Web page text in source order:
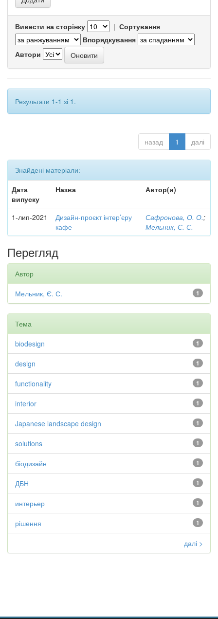
Вивести на сторінку | Сортування
Впорядкування
Автори
Результати 1-1 зі 1.
назад 1 далі
Знайдені матеріали:
Дата
випуску
Назва Автор(и)
1-лип-2021
Дизайн-проєкт інтер’єру
кафе
Сафронова, О. О.;
Мельник, Є. С.
Перегляд
Автор
1
Мельник, Є. С.
Тема
1
biodesign
1
design
1
functionality
1
interior
1
Japanese landscape design
1
solutions
1
біодизайн
1
ДБН
1
интерьер
1
рішення
далі >